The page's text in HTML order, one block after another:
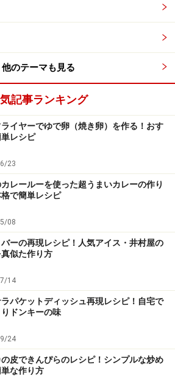
他のテーマも見る
記事ランキング
ライヤーでゆで卵（焼き卵）を作る！おす
レシピ
23
レールーを使った超うまいカレーの作り
で簡単レシピ
08
ーの再現レシピ！人気アイス・井村屋の
似た作り方
14
パケットディッシュ再現レシピ！自宅で
ドンキーの味
24
の皮できんぴらのレシピ！シンプルな炒め
な作り方